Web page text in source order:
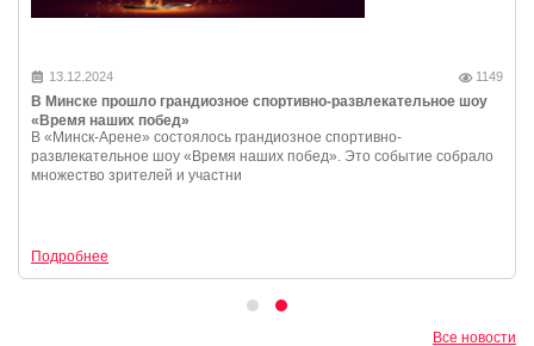
13.12.2024 1149
В Минске прошло грандиозное спортивно-развлекательное шоу
«Время наших побед»
В «Минск-Арене» состоялось грандиозное спортивно-
развлекательное шоу «Время наших побед». Это событие собрало
множество зрителей и участни
Подробнее
Все новости